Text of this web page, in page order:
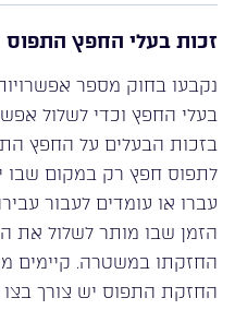
זכות בעלי החפץ התפוס
נקבעו בחוק מספר
בעלי החפץ וכדי לשלול
בזכות הבעלים על החפץ
לתפוס חפץ רק במקום שבו
עברו או עומדים לעבור
הזמן שבו מותר לשלול את
החזקתו במשטרה. קיימים
החזקת התפוס יש צורך בצו